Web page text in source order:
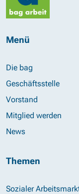
Menü
Die bag
Geschäftsstelle
Vorstand
Mitglied werden
News
Themen
Sozialer